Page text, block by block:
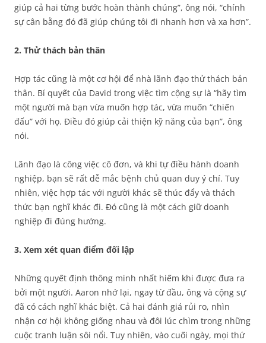
giúp cả hai từng bước hoàn thành chúng”, ông nói, “chính
sự cân bằng đó đã giúp chúng tôi đi nhanh hơn và xa hơn”.
2. Thử thách bản thân
Hợp tác cũng là một cơ hội để nhà lãnh đạo thử thách bản
thân. Bí quyết của David trong việc tìm cộng sự là “hãy tìm
một người mà bạn vừa muốn hợp tác, vừa muốn “chiến
đấu” với họ. Điều đó giúp cải thiện kỹ năng của bạn”, ông
nói.
Lãnh đạo là công việc cô đơn, và khi tự điều hành doanh
nghiệp, bạn sẽ rất dễ mắc bệnh chủ quan duy ý chí. Tuy
nhiên, việc hợp tác với người khác sẽ thúc đẩy và thách
thức bạn nghĩ khác đi. Đó cũng là một cách giữ doanh
nghiệp đi đúng hướng.
3. Xem xét quan điểm đối lập
Những quyết định thông minh nhất hiếm khi được đưa ra
bởi một người. Aaron nhớ lại, ngay từ đầu, ông và cộng sự
đã có cách nghĩ khác biệt. Cả hai đánh giá rủi ro, nhìn
nhận cơ hội không giống nhau và đôi lúc chìm trong những
cuộc tranh luận sôi nổi. Tuy nhiên, vào cuối ngày, mọi thứ